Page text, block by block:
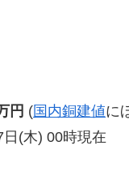
円 (国内銅建値に
(木) 00時現在